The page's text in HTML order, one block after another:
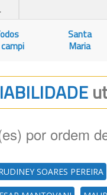
Santa
Maria
por ordem
SOARES PEREIRA